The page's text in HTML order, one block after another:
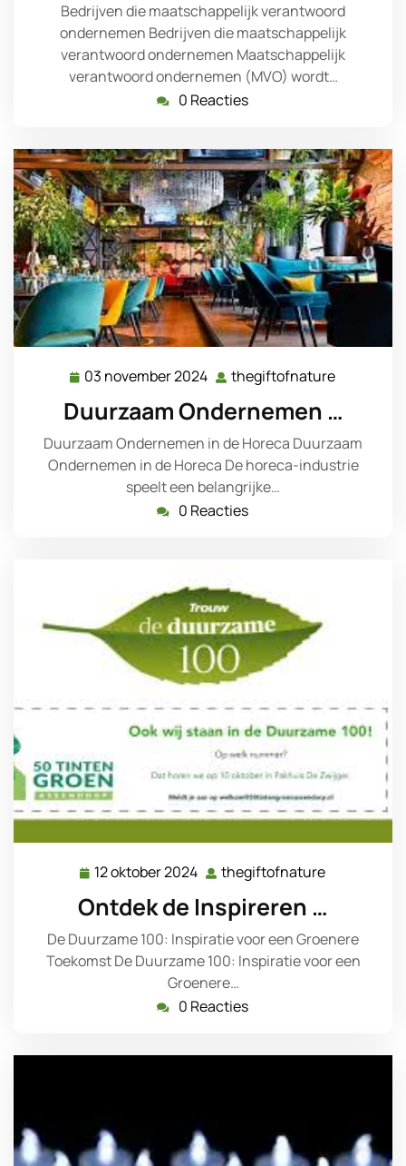
Bedrijven die maatschappelijk verantwoord
ondernemen Bedrijven die maatschappelijk
verantwoord ondernemen Maatschappelijk
verantwoord ondernemen (MVO) wordt…
0 Reacties
03 november 2024 03
november
2024
thegiftofnature
Duurzaam Ondernemen …
Duurzaam Ondernemen in de Horeca Duurzaam
Ondernemen in de Horeca De horeca-industrie
speelt een belangrijke…
0 Reacties
12 oktober 2024 12
oktober
2024
thegiftofnature
Ontdek de Inspireren …
De Duurzame 100: Inspiratie voor een Groenere
Toekomst De Duurzame 100: Inspiratie voor een
Groenere…
0 Reacties